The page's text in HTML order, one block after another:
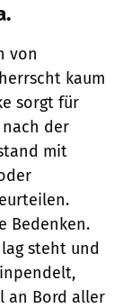
von
kaum
sorgt für
nach der
mit
Bedenken.
steht und
an Bord aller